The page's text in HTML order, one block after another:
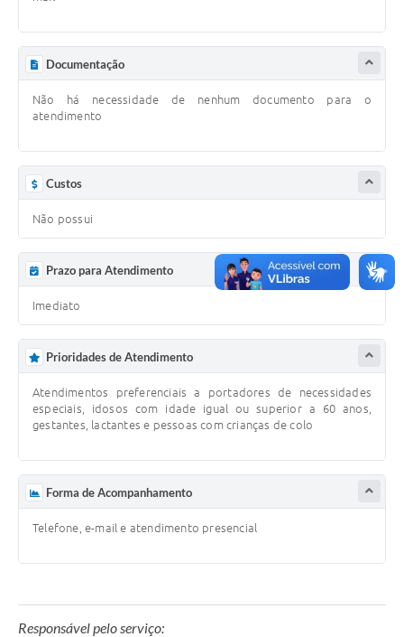
Documentação
Não há necessidade de nenhum documento para o
atendimento
Custos
Não possui
Prazo para Atendimento
Imediato
Prioridades de Atendimento
Atendimentos preferenciais a portadores de necessidades
especiais, idosos com idade igual ou superior a 60 anos,
gestantes, lactantes e pessoas com crianças de colo
Forma de Acompanhamento
Telefone, e-mail e atendimento presencial
Responsável pelo serviço: